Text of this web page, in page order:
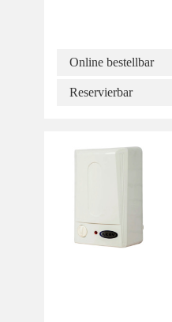
Online bestellbar
Reservierbar